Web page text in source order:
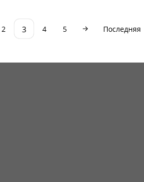
2 3 4 5 Последняя